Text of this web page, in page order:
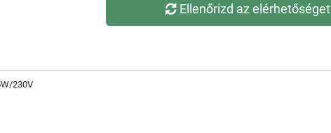
Ellenőrizd az elérhetőséget
230V